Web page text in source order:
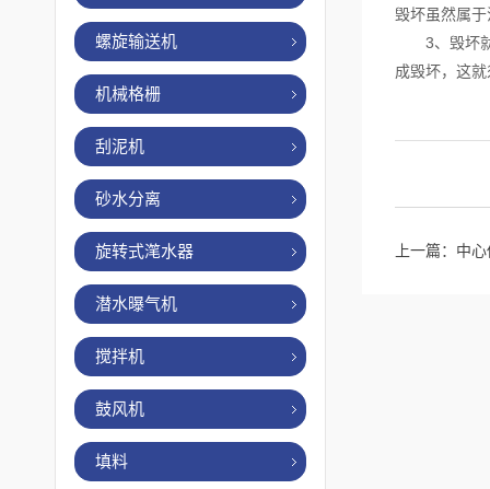
螺旋输送机
机械格栅
刮泥机
砂水分离
旋转式滗水器
潜水曝气机
搅拌机
鼓风机
填料
毁坏虽然属
3、毁坏就
成毁坏，这
上一篇： 中